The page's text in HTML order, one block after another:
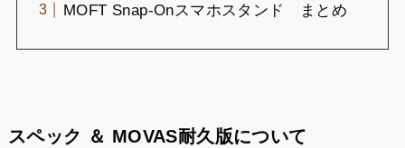
MOFT Snap-Onスマホスタンド まとめ
スペック ＆ MOVAS耐久版について